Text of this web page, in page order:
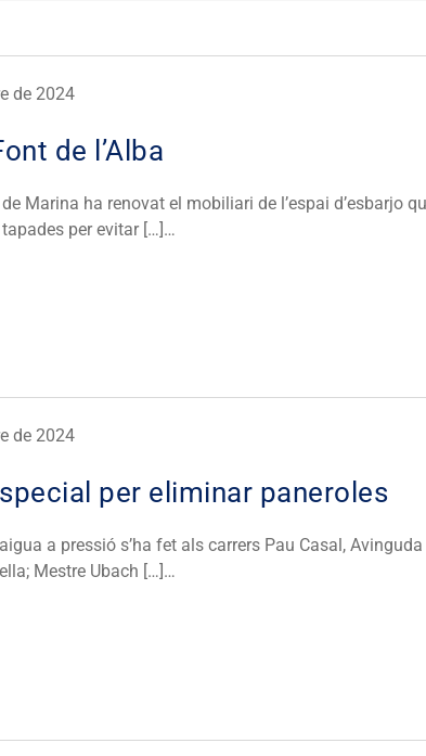
de 2024
de l’Alba
Marina ha renovat el mobiliari de l’espai d’esbarjo
per evitar […]…
de 2024
per eliminar paneroles
a pressió s’ha fet als carrers Pau Casal,
Mestre Ubach […]…